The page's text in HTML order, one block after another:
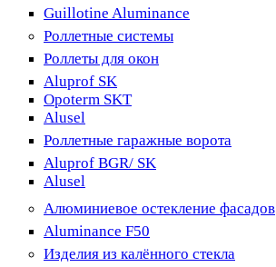
Guillotine Aluminance
Роллетные системы
Роллеты для окон
Aluprof SK
Opoterm SKT
Alusel
Роллетные гаражные ворота
Aluprof BGR/ SK
Alusel
Алюминиевое остекление фасадов
Aluminance F50
Изделия из калённого стекла